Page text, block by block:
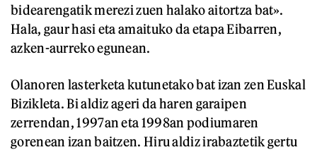
bidearengatik merezi zuen halako aitortza bat».
Hala, gaur hasi eta amaituko da etapa Eibarren,
azken-aurreko egunean.
Olanoren lasterketa kutunetako bat izan zen Euskal
Bizikleta. Bi aldiz ageri da haren garaipen
zerrendan, 1997an eta 1998an podiumaren
gorenean izan baitzen. Hiru aldiz irabaztetik gertu